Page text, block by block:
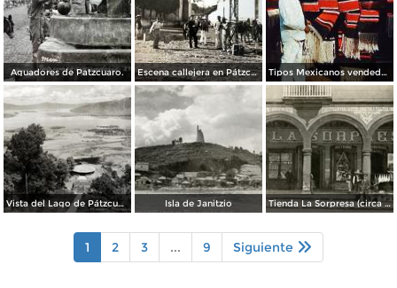
Aguadores de Patzcuaro. Escena callejera en Pátzcuaro, Michoacán. Tipos Mexicanos vendedor de Zarapes Pátzcuaro, Michoacán 1954.
Vista del Lago de Pátzcuaro Isla de Janitzio Tienda La Sorpresa (circa 1908)
1 2 3 ... 9 Siguiente